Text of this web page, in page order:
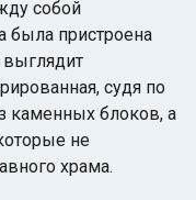
собой
пристроена
выглядит
судя по
каменных блоков, а
не
храма.